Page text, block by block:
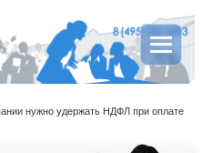
нужно удержать НДФЛ при оплате